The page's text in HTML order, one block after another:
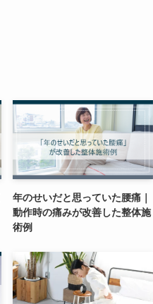
年のせいだと思っていた腰痛｜
動作時の痛みが改善した整体施
術例